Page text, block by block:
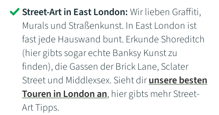
Street-Art in East London:Wir lieben Graffiti,
Murals und Straßenkunst. In East London ist
fast jede Hauswand bunt. Erkunde Shoreditch
(hier gibts sogar echte Banksy Kunst zu
finden), die Gassen der Brick Lane, Sclater
Street und Middlexsex. Sieht dirunsere besten
Touren in London an, hier gibts mehr Street-
Art Tipps.